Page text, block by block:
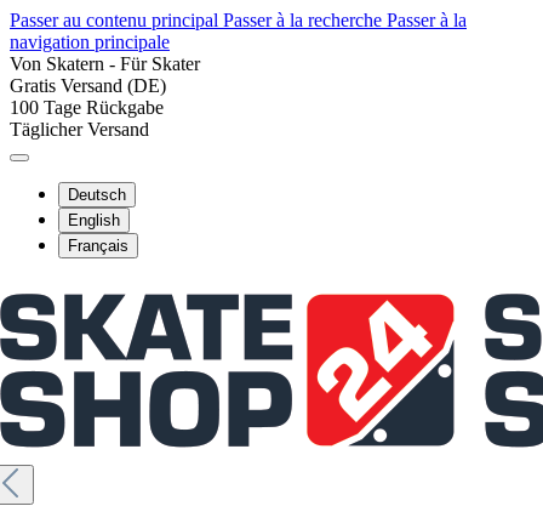
Passer au contenu principal Passer à la recherche Passer à la
navigation principale
Von Skatern - Für Skater
Gratis Versand (DE)
100 Tage Rückgabe
Täglicher Versand
Deutsch
English
Français